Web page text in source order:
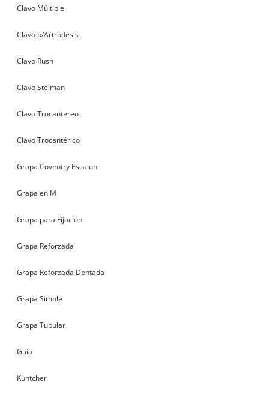
Clavo Múltiple
Clavo p/Artrodesis
Clavo Rush
Clavo Steiman
Clavo Trocantereo
Clavo Trocantérico
Grapa Coventry Escalon
Grapa en M
Grapa para Fijación
Grapa Reforzada
Grapa Reforzada Dentada
Grapa Simple
Grapa Tubular
Guía
Kuntcher